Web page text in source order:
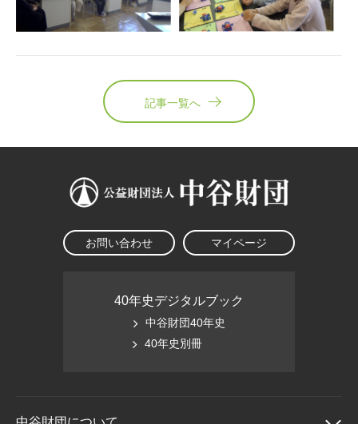
記事一覧へ
お問い合わせ マイページ
40年史デジタルブック
中谷財団40年史
40年史別冊